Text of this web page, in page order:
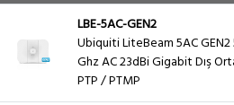
LBE-5AC-GEN2
Ubiquiti LiteBeam 5AC GEN2
Ghz AC 23dBi Gigabit Dış
PTP / PTMP